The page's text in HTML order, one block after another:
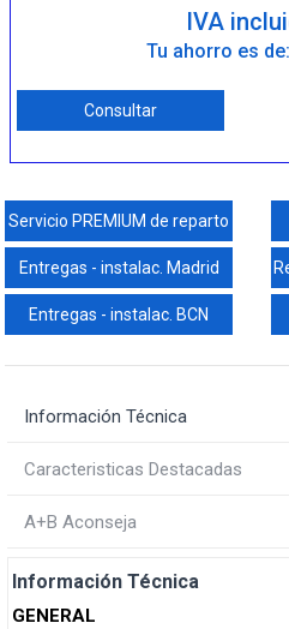
IVA
Tu ahorro es
Consultar
Servicio PREMIUM de reparto
Entregas - instalac. Madrid
Entregas - instalac. BCN
Información Técnica
Caracteristicas Destacadas
A+B Aconseja
Información Técnica
GENERAL